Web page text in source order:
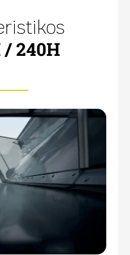
/ 240H